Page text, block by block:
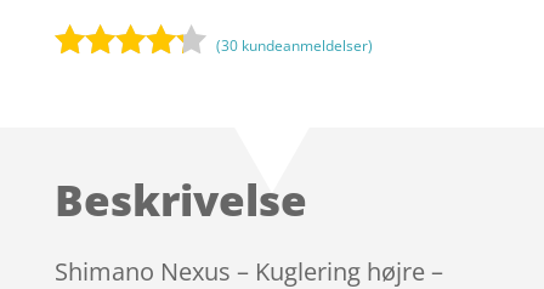
på
mmelser
(30 kundeanmeldelser)
Beskrivelse
Shimano Nexus – Kuglering højre –